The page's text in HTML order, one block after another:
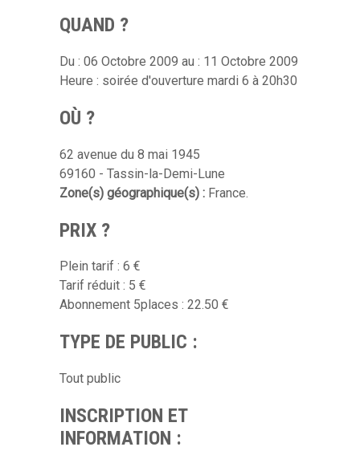
QUAND ?
Du : 06 Octobre 2009 au : 11 Octobre 2009
Heure : soirée d'ouverture mardi 6 à 20h30
OÙ ?
62 avenue du 8 mai 1945
69160 - Tassin-la-Demi-Lune
Zone(s) géographique(s) : France.
PRIX ?
Plein tarif : 6 €
Tarif réduit : 5 €
Abonnement 5places : 22.50 €
TYPE DE PUBLIC :
Tout public
INSCRIPTION ET
INFORMATION :